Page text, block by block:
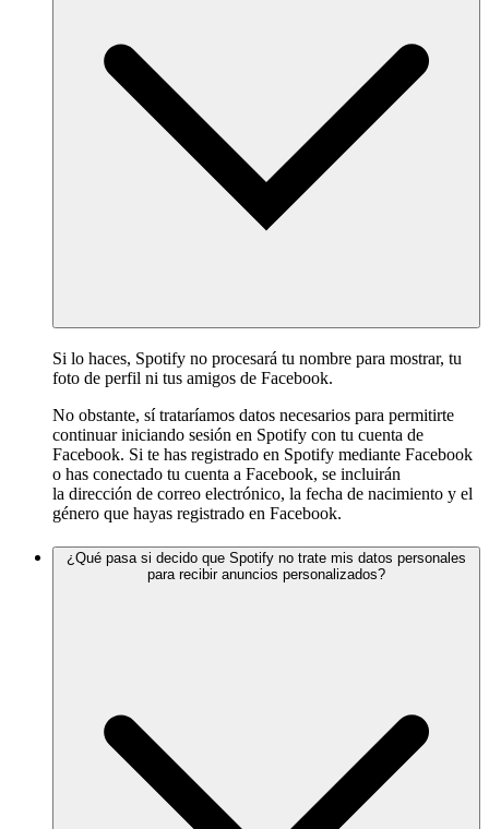
Si lo haces, Spotify no procesará tu nombre para mostrar, tu
foto de perfil ni tus amigos de Facebook.
No obstante, sí trataríamos datos necesarios para permitirte
continuar iniciando sesión en Spotify con tu cuenta de
Facebook. Si te has registrado en Spotify mediante Facebook
o has conectado tu cuenta a Facebook, se incluirán
la dirección de correo electrónico, la fecha de nacimiento y el
género que hayas registrado en Facebook.
¿Qué pasa si decido que Spotify no trate mis datos personales
para recibir anuncios personalizados?